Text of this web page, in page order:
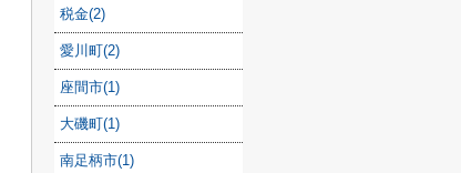
税金(2)
愛川町(2)
座間市(1)
大磯町(1)
南足柄市(1)